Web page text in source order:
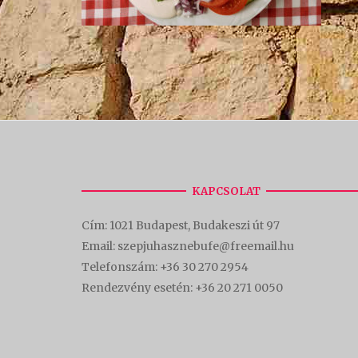
KAPCSOLAT
Cím: 1021 Budapest, Budakeszi út 97
Email: szepjuhasznebufe@freemail.hu
Telefonszám: +36 30 270 2954
Rendezvény esetén: +36 20 271 0050